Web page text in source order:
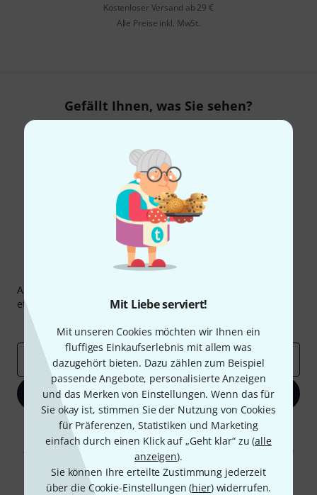
Mit Liebe serviert!
Mit unseren Cookies möchten wir Ihnen ein
fluffiges Einkaufserlebnis mit allem was
dazugehört bieten. Dazu zählen zum Beispiel
passende Angebote, personalisierte Anzeigen
und das Merken von Einstellungen. Wenn das für
Sie okay ist, stimmen Sie der Nutzung von Cookies
für Präferenzen, Statistiken und Marketing
einfach durch einen Klick auf „Geht klar“ zu (alle
anzeigen).
Sie können Ihre erteilte Zustimmung jederzeit
über die Cookie-Einstellungen (hier) widerrufen.
Kostenloser Versand ab 29 €
Alle Preise inkl. MwSt.
Gefällt Ihnen, was Sie sehen?
Thomann Newsletter
Abonniere den Thomann Newsletter und gewinne mit
etwas Glück einen von50 Gutscheinenüber jeweils
E-Mail-Adresse*
Jetzt anmelden
Mit Klick auf „Jetzt anmelden“ stimmen Sie dem Erhalt von E-Mail-
Werbung und einer Messung des E-Mail-Nutzungsverhaltens zu. Die
Abmeldung ist jederzeit möglich. Weitere Informationen finden Sie in
Datenschutzhinweisen
* Pflichtfeld